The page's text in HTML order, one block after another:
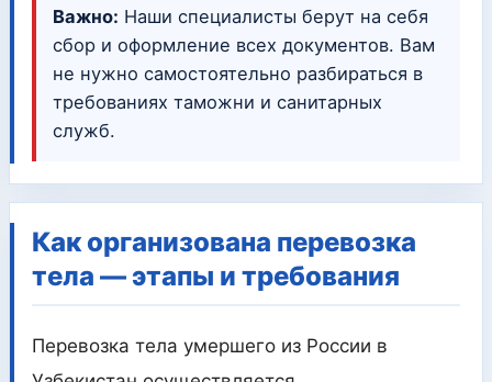
Важно: Наши специалисты берут на себя
сбор и оформление всех документов. Вам
не нужно самостоятельно разбираться в
требованиях таможни и санитарных
служб.
Как организована перевозка
тела — этапы и требования
Перевозка тела умершего из России в